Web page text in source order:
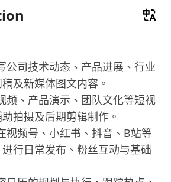
公司技术动态、产品进展、行业
及新媒体图文内容。
频、产品演示、团队文化等短视
拍摄及后期剪辑制作。
视频号、小红书、抖音、B站等
行日常发布、粉丝互动与基础